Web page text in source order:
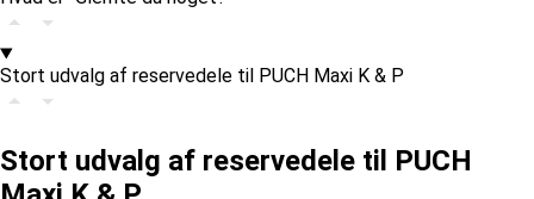
Stort udvalg af reservedele til PUCH Maxi K & P
Stort udvalg af reservedele til PUCH